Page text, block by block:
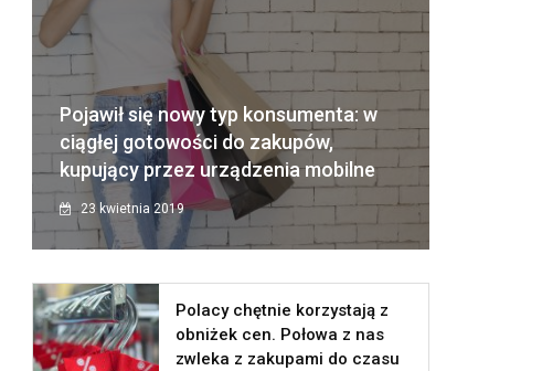
Pojawił się nowy typ konsumenta: w
ciągłej gotowości do zakupów,
kupujący przez urządzenia mobilne
23 kwietnia 2019
Polacy chętnie korzystają z
obniżek cen. Połowa z nas
zwleka z zakupami do czasu